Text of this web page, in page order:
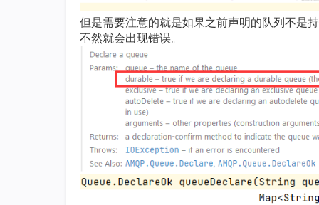
但是需要注意的就是如果之前声明的队列不是
不然就会出现错误。